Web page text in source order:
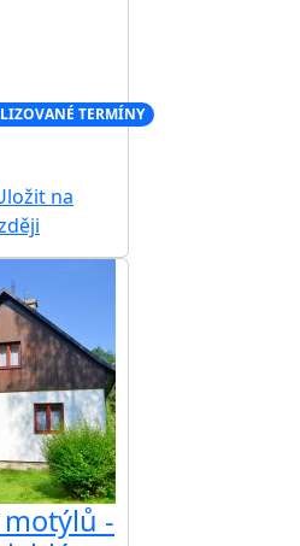
TERMÍNY
na
-